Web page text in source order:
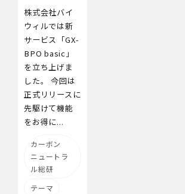
株式会社バイ
ウィルでは新
サービス「GX-
BPO basic」
を立ち上げま
した。 今回は
正式リリースに
先駆けて機能
をお得に...
カーボン
ニュートラ
ル総研
テーマ